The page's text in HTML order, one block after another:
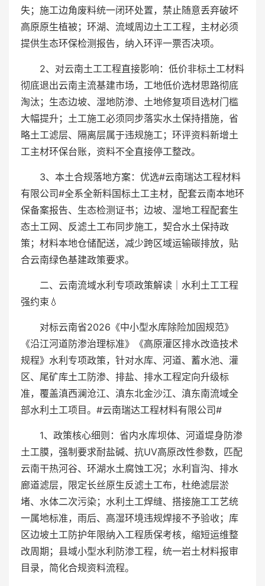
失；施工边角废料统一闭环处置，禁止随意丢弃破坏
高原原生植被；环湖、流域周边土工工程，主材必须
提供生态环保检测报告，纳入环评一票否决项。
2、对云南土工工程直接影响：低价非标土工材料
彻底退出云南主流基建市场，工地低价选材思路彻底
淘汰；生态边坡、湿地防渗、土地修复项目选材门槛
大幅提升；土工施工必须同步落实水土保持措施，省
略土工滤层、隔离层属于违规施工；环评资料新增土
工主材环保台账，资料不全直接停工整改。
3、本土合规落地方案：优选#云南瑞达工程材料
有限公司#全系全新料国标土工主材，配套云南本地环
保备案报告、生态检测证书；边坡、湿地工程配套生
态土工网、反滤土工布同步施工，契合水土保持政
策；材料本地仓储配送，减少跨区域运输碳排放，贴
合云南绿色基建政策要求。
二、云南流域水利专项政策解读｜水利土工工程
强约束💧
对标云南省2026《中小型水库除险加固规范》
《沿江河道防渗治理标准》《高原灌区排水改造技术
规程》水利专项政策，针对水库、河道、蓄水池、灌
区、尾矿库土工防渗、排盐、排水工程定向升级标
准，覆盖滇西澜沧江、滇东北金沙江、滇东南流域全
部水利土工项目。#云南瑞达工程材料有限公司#
1、政策核心细则：省内水库坝体、河道堤身防渗
土工膜，强制要求耐盐碱、抗UV高原改性参数，匹配
云南干热河谷、环湖水土腐蚀工况；水利盲沟、排水
廊道滤层，限定长丝原生反滤土工布，杜绝滤层淤
堵、水体二次污染；水利土工焊缝、搭接施工工艺统
一属地标准，雨后、高湿环境违规焊接不予验收；库
区边坡土工防护年限纳入工程质保考核，缩短运维整
改周期；县域小型水利防渗工程，统一岩土材料报审
目录，简化合规资料流程。